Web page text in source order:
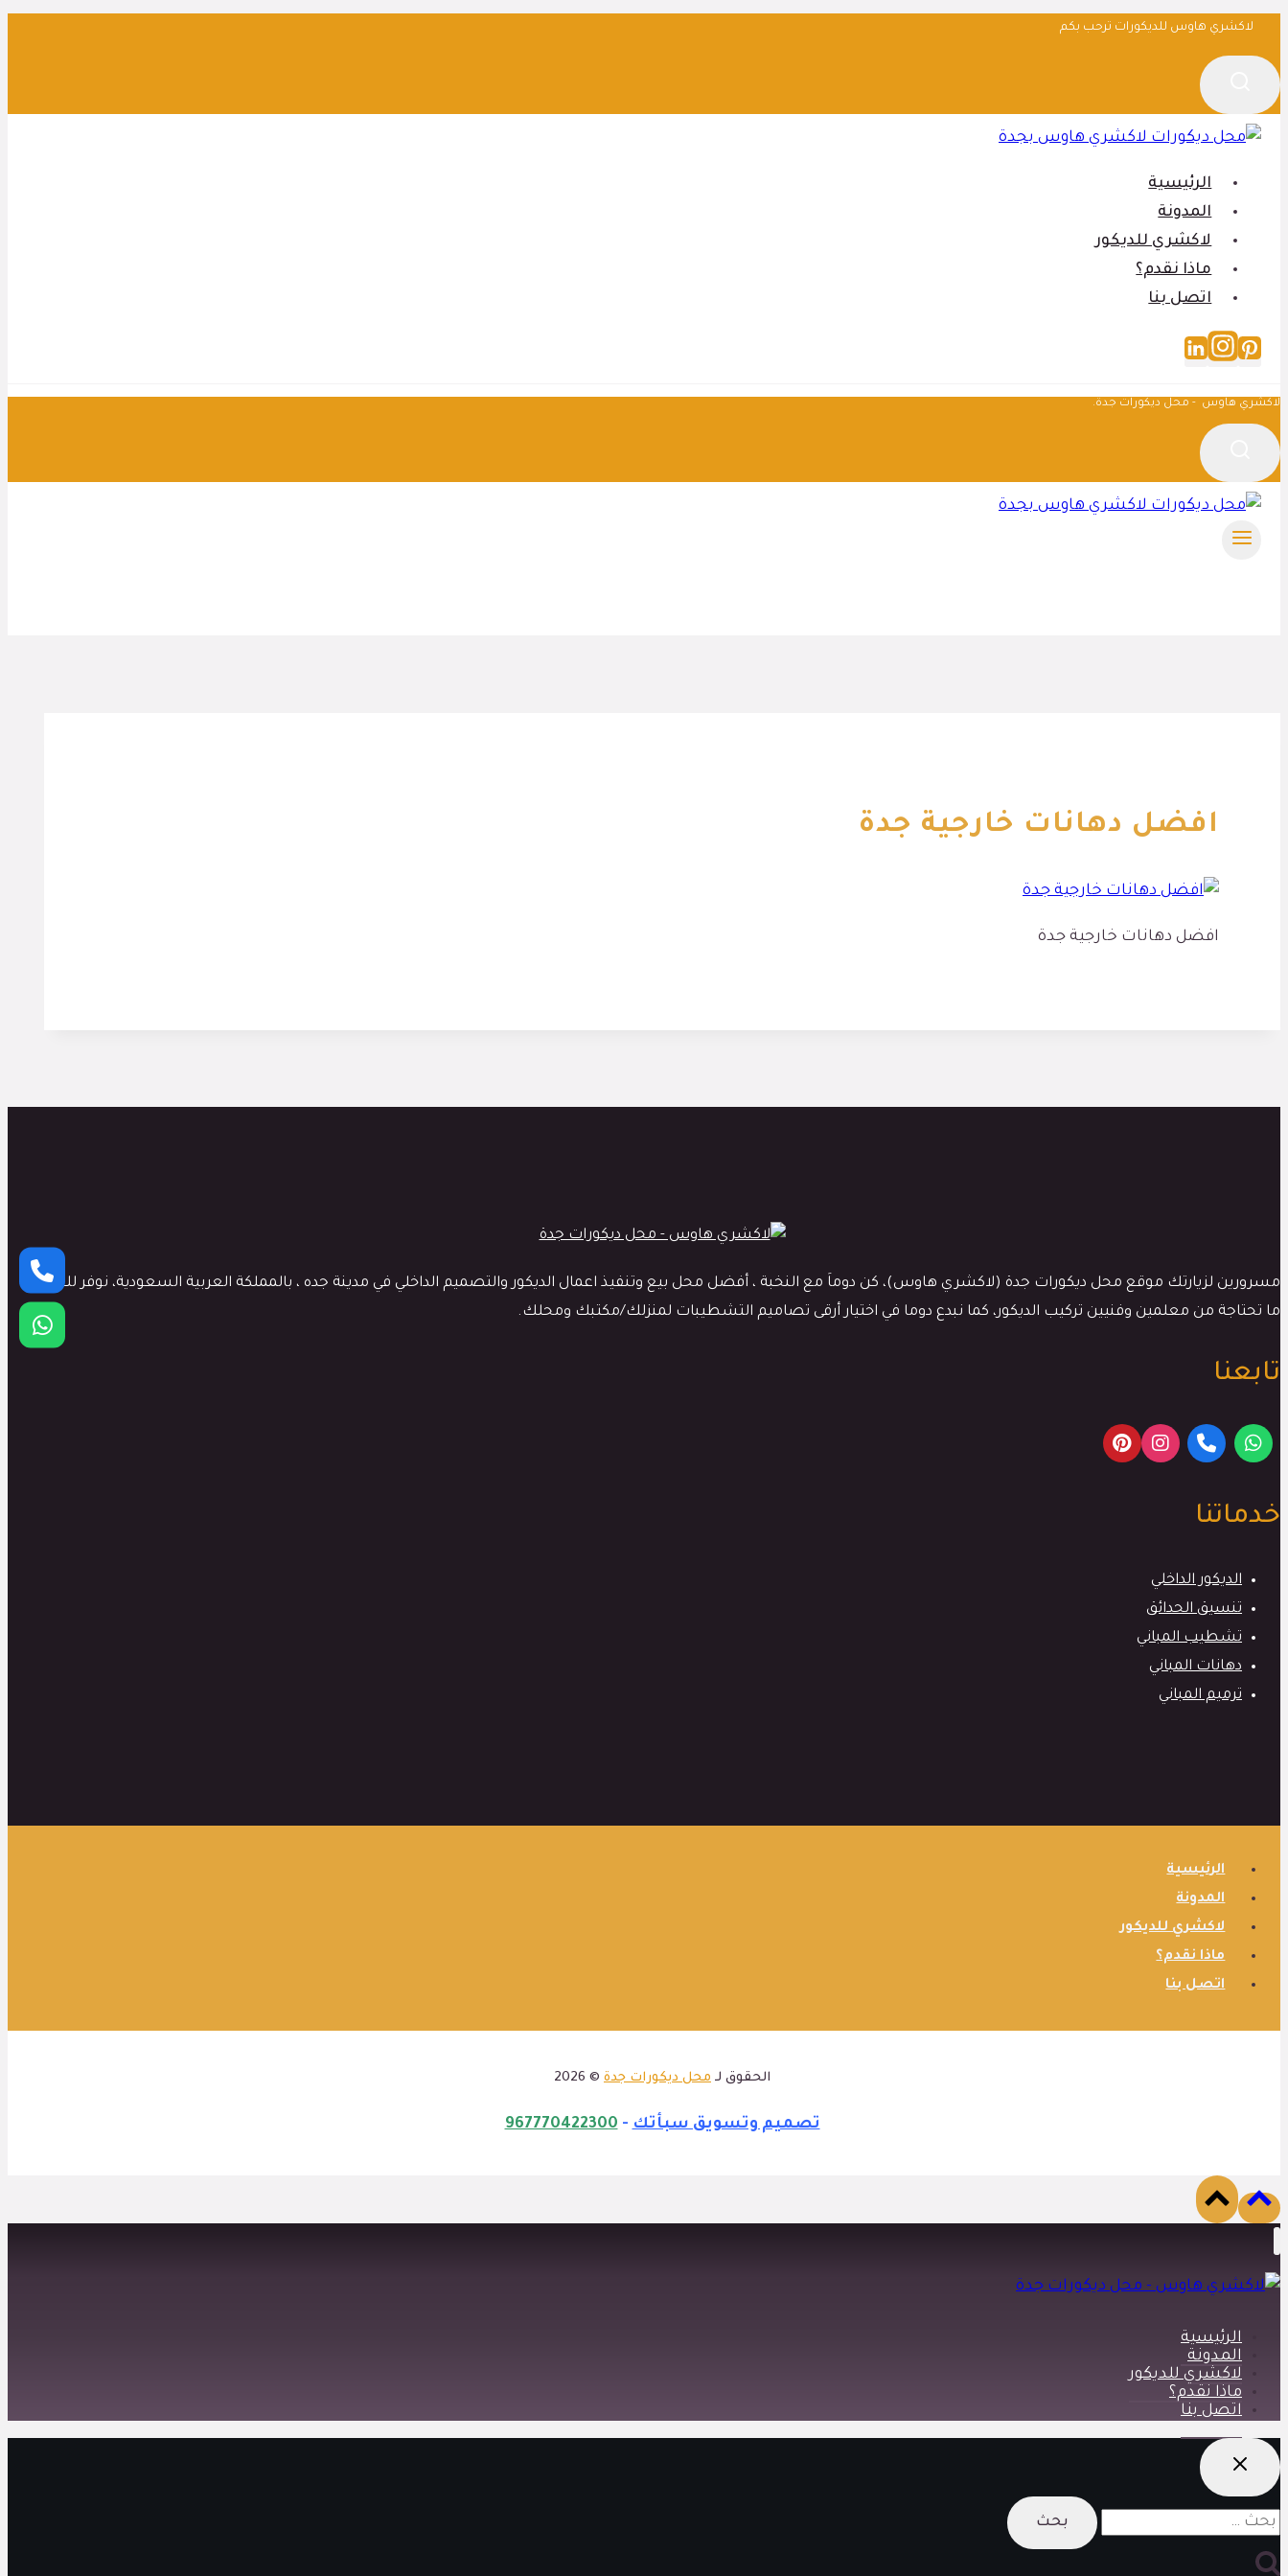
التجاوز
إلى
المحتوى
لاكشري هاوس للديكورات ترحب بكم
الرئيسية
المدونة
لاكشري للديكور
ماذا نقدم؟
اتصل بنا
لاكشري هاوس - محل ديكورات جدة.
افضل دهانات خارجية جدة
افضل دهانات خارجية جدة
مسرورين لزيارتك موقع محل ديكورات جدة (لاكشري هاوس)، كن دوماَ مع النخبة ، أفضل محل بيع وتنفيذ اعمال الديكور والتصميم الداخلي في مدينة جده ، بالمملكة العربية السعودية، نوفر لك
ما تحتاجة من معلمين وفنيين تركيب الديكور، كما نبدع دوما في اختيار أرقى تصاميم التشطيبات لمنزلك/مكتبك ومحلك.
تابعنا
خدماتنا
الديكور الداخلي
تنسيق الحدائق
تشطيب المباني
دهانات المباني
ترميم المباني
الرئيسية
المدونة
لاكشري للديكور
ماذا نقدم؟
اتصل بنا
الحقوق لـ محل ديكورات جدة © 2026
تصميم وتسويق سبأتك-
967770422300
الرئيسية
المدونة
لاكشري للديكور
ماذا نقدم؟
اتصل بنا
البحث
عن: